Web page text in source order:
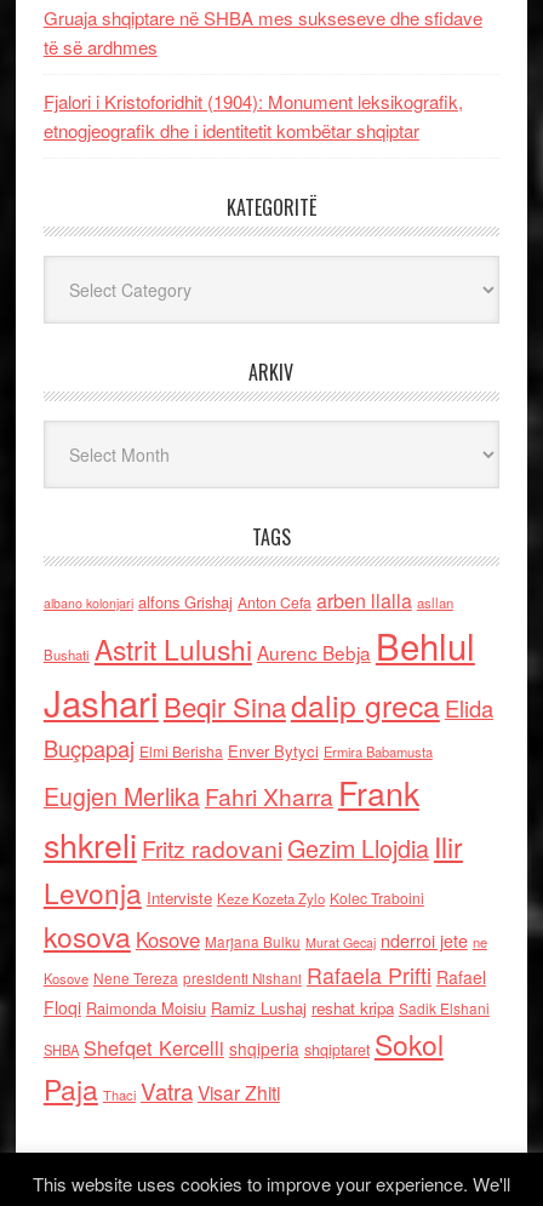
Gruaja shqiptare në SHBA mes sukseseve dhe sfidave
të së ardhmes
Fjalori i Kristoforidhit (1904): Monument leksikografik,
etnogjeografik dhe i identitetit kombëtar shqiptar
KATEGORITË
ARKIV
TAGS
albano kolonjari alfons Grishaj Anton Cefa arben llalla asllan
Bushati Astrit Lulushi Aurenc Bebja Behlul
Jashari Beqir Sinadalip grecaElida
Buçpapaj Elmi Berisha Enver Bytyci Ermira Babamusta
Eugjen MerlikaFahri Xharra Frank
shkreli Fritz radovaniGezim Llojdia Ilir
Levonja Interviste Keze Kozeta Zylo Kolec Traboini
kosova Kosove Marjana Bulku Murat Gecaj nderroi jete ne
Kosove Nene Tereza presidenti Nishani Rafaela Prifti Rafael
Floqi Raimonda Moisiu Ramiz Lushaj reshat kripa Sadik Elshani
SHBA Shefqet Kercelli shqiperia shqiptaret Sokol
Paja Thaci VatraVisar Zhiti
This website uses cookies to improve your experience. We'll